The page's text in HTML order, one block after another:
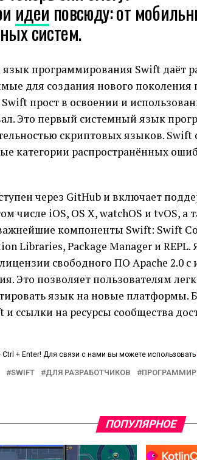
идеи повсюду: от
систем.
программирования Swift даёт
для создания нового поколения
прост в освоении и
Это первый системный язык
скриптовых языков. Swift
категории распространённых
через GitHub и включает
числе iOS, OS X, watchOS и tvOS, а
компоненты Swift: Swift
Libraries, Package Manager и
свободного ПО Apache 2.0
Это позволяет пользователям
язык на новые платформы.
ссылки на ресурсы сообщества
+ Enter! Для связи с нами вы можете использовать
SWIFT ДЛЯ РАЗРАБОТЧИКОВ
ПОПУЛЯРНОЕ